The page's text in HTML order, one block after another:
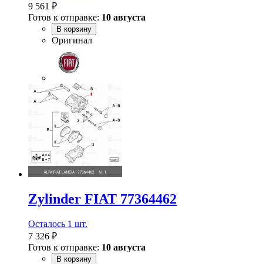
9 561 ₽
Готов к отправке: 10 августа
В корзину
Оригинал
Zylinder FIAT 77364462
Осталось 1 шт.
7 326 ₽
Готов к отправке: 10 августа
В корзину